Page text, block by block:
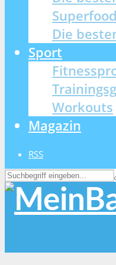
Die
Sport
Workouts
Magazin
RSS